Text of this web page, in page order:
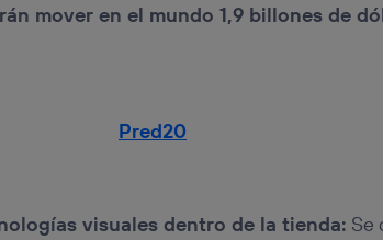
mover en el mundo 1,9 billones de
visuales dentro de la tienda: Se